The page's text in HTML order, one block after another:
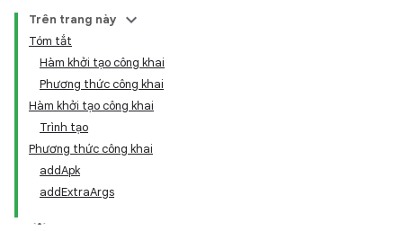
Trên trang này
Tóm tắt
Hàm khởi tạo công khai
Phương thức công khai
Hàm khởi tạo công khai
Trình tạo
Phương thức công khai
addApk
addExtraArgs